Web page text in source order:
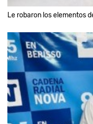
Le robaron los elementos